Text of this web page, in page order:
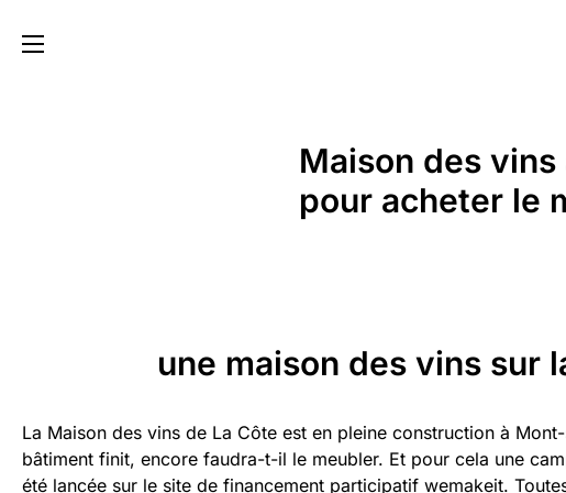
Maison des
pour acheter le
une maison des vins sur
La Maison des vins de La Côte est en pleine construction à
bâtiment finit, encore faudra-t-il le meubler. Et pour cela une
été lancée sur le site de financement participatif wemakeit.